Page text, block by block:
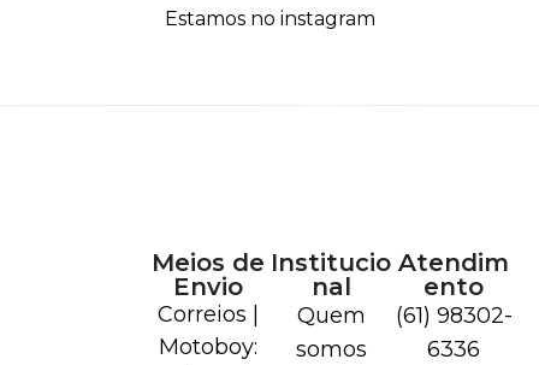
Estamos no instagram
Meios de
Envio
Correios |
Motoboy:
Institucio
nal
Quem
somos
Atendim
ento
(61) 98302-
6336